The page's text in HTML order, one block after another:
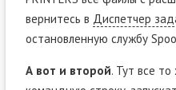
вернитесь в Диспетчер
остановленную службу
А вот и второй. Тут все